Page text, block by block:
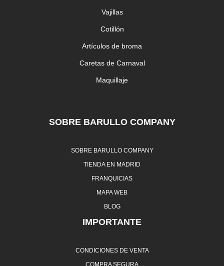
Vajillas
Cotillón
Artículos de broma
Caretas de Carnaval
Maquillaje
SOBRE BARULLO COMPANY
SOBRE BARULLO COMPANY
TIENDA EN MADRID
FRANQUICIAS
MAPA WEB
BLOG
IMPORTANTE
CONDICIONES DE VENTA
COMPRA SEGURA